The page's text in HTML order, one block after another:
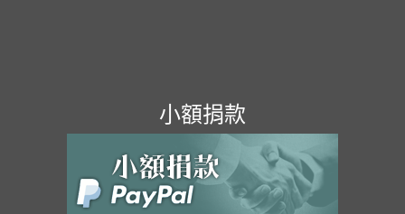
小額捐款